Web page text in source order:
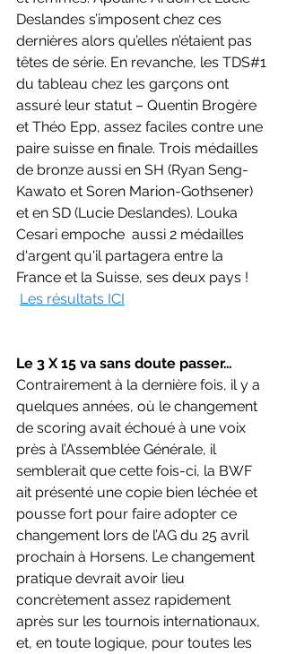
Deslandes s’imposent chez ces
dernières alors qu’elles n’étaient pas
têtes de série. En revanche, les TDS#1
du tableau chez les garçons ont
assuré leur statut – Quentin Brogère
et Théo Epp, assez faciles contre une
paire suisse en finale. Trois médailles
de bronze aussi en SH (Ryan Seng-
Kawato et Soren Marion-Gothsener)
et en SD (Lucie Deslandes). Louka
Cesari empoche  aussi 2 médailles
d'argent qu'il partagera entre la
France et la Suisse, ses deux pays !
Les résultats ICI
Le 3 X 15 va sans doute passer…
Contrairement à la dernière fois, il y a
quelques années, où le changement
de scoring avait échoué à une voix
près à l’Assemblée Générale, il
semblerait que cette fois-ci, la BWF
ait présenté une copie bien léchée et
pousse fort pour faire adopter ce
changement lors de l’AG du 25 avril
prochain à Horsens. Le changement
pratique devrait avoir lieu
concrètement assez rapidement
après sur les tournois internationaux,
et, en toute logique, pour toutes les